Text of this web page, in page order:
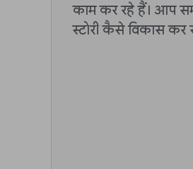
काम कर रहे हैं। आप
स्टोरी कैसे विकास कर